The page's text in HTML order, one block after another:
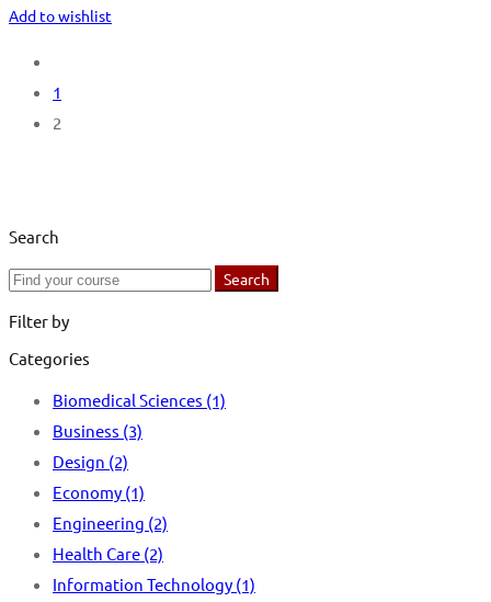
Add to wishlist
1
2
Search
Search
Search
Filter by
Categories
Biomedical Sciences (1)
Business (3)
Design (2)
Economy (1)
Engineering (2)
Health Care (2)
Information Technology (1)